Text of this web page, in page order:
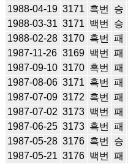
1988-04-19 3171 흑번 승
1988-03-31 3171 백번 승
1988-02-28 3170 흑번 패
1987-11-26 3169 백번 패
1987-09-10 3170 흑번 패
1987-08-06 3171 흑번 패
1987-07-09 3172 흑번 패
1987-07-02 3173 백번 패
1987-06-25 3173 흑번 패
1987-05-28 3176 흑번 승
1987-05-21 3176 백번 패